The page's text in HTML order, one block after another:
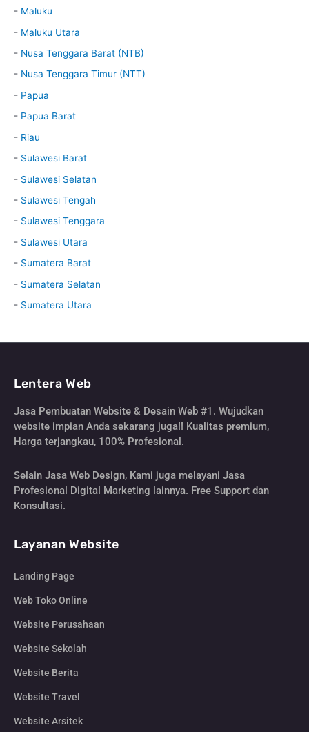
- Maluku
- Maluku Utara
- Nusa Tenggara Barat (NTB)
- Nusa Tenggara Timur (NTT)
- Papua
- Papua Barat
- Riau
- Sulawesi Barat
- Sulawesi Selatan
- Sulawesi Tengah
- Sulawesi Tenggara
- Sulawesi Utara
- Sumatera Barat
- Sumatera Selatan
- Sumatera Utara
Lentera Web
Jasa Pembuatan Website & Desain Web #1. Wujudkan
website impian Anda sekarang juga!! Kualitas premium,
Harga terjangkau, 100% Profesional.
Selain Jasa Web Design, Kami juga melayani Jasa
Profesional Digital Marketing lainnya. Free Support dan
Konsultasi.
Layanan Website
Landing Page
Web Toko Online
Website Perusahaan
Website Sekolah
Website Berita
Website Travel
Website Arsitek